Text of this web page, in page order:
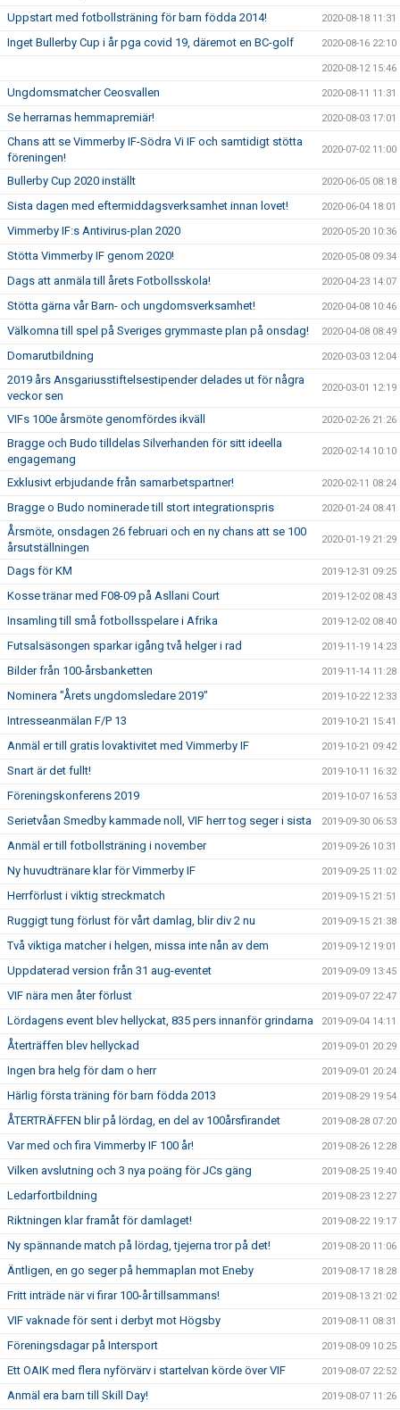
Uppstart med fotbollsträning för barn födda 2014! 2020-08-18 11:31
Inget Bullerby Cup i år pga covid 19, däremot en BC-golf 2020-08-16 22:10
2020-08-12 15:46
Ungdomsmatcher Ceosvallen 2020-08-11 11:31
Se herrarnas hemmapremiär! 2020-08-03 17:01
Chans att se Vimmerby IF-Södra Vi IF och samtidigt stötta
föreningen!
2020-07-02 11:00
Bullerby Cup 2020 inställt 2020-06-05 08:18
Sista dagen med eftermiddagsverksamhet innan lovet! 2020-06-04 18:01
Vimmerby IF:s Antivirus-plan 2020 2020-05-20 10:36
Stötta Vimmerby IF genom 2020! 2020-05-08 09:34
Dags att anmäla till årets Fotbollsskola! 2020-04-23 14:07
Stötta gärna vår Barn- och ungdomsverksamhet! 2020-04-08 10:46
Välkomna till spel på Sveriges grymmaste plan på onsdag! 2020-04-08 08:49
Domarutbildning 2020-03-03 12:04
2019 års Ansgariusstiftelsestipender delades ut för några
veckor sen
2020-03-01 12:19
VIFs 100e årsmöte genomfördes ikväll 2020-02-26 21:26
Bragge och Budo tilldelas Silverhanden för sitt ideella
engagemang
2020-02-14 10:10
Exklusivt erbjudande från samarbetspartner! 2020-02-11 08:24
Bragge o Budo nominerade till stort integrationspris 2020-01-24 08:41
Årsmöte, onsdagen 26 februari och en ny chans att se 100
årsutställningen
2020-01-19 21:29
Dags för KM 2019-12-31 09:25
Kosse tränar med F08-09 på Asllani Court 2019-12-02 08:43
Insamling till små fotbollsspelare i Afrika 2019-12-02 08:40
Futsalsäsongen sparkar igång två helger i rad 2019-11-19 14:23
Bilder från 100-årsbanketten 2019-11-14 11:28
Nominera "Årets ungdomsledare 2019" 2019-10-22 12:33
Intresseanmälan F/P 13 2019-10-21 15:41
Anmäl er till gratis lovaktivitet med Vimmerby IF 2019-10-21 09:42
Snart är det fullt! 2019-10-11 16:32
Föreningskonferens 2019 2019-10-07 16:53
Serietvåan Smedby kammade noll, VIF herr tog seger i sista 2019-09-30 06:53
Anmäl er till fotbollsträning i november 2019-09-26 10:31
Ny huvudtränare klar för Vimmerby IF 2019-09-25 11:02
Herrförlust i viktig streckmatch 2019-09-15 21:51
Ruggigt tung förlust för vårt damlag, blir div 2 nu 2019-09-15 21:38
Två viktiga matcher i helgen, missa inte nån av dem 2019-09-12 19:01
Uppdaterad version från 31 aug-eventet 2019-09-09 13:45
VIF nära men åter förlust 2019-09-07 22:47
Lördagens event blev hellyckat, 835 pers innanför grindarna 2019-09-04 14:11
Återträffen blev hellyckad 2019-09-01 20:29
Ingen bra helg för dam o herr 2019-09-01 20:24
Härlig första träning för barn födda 2013 2019-08-29 19:54
ÅTERTRÄFFEN blir på lördag, en del av 100årsfirandet 2019-08-28 07:20
Var med och fira Vimmerby IF 100 år! 2019-08-26 12:28
Vilken avslutning och 3 nya poäng för JCs gäng 2019-08-25 19:40
Ledarfortbildning 2019-08-23 12:27
Riktningen klar framåt för damlaget! 2019-08-22 19:17
Ny spännande match på lördag, tjejerna tror på det! 2019-08-20 11:06
Äntligen, en go seger på hemmaplan mot Eneby 2019-08-17 18:28
Fritt inträde när vi firar 100-år tillsammans! 2019-08-13 21:02
VIF vaknade för sent i derbyt mot Högsby 2019-08-11 08:31
Föreningsdagar på Intersport 2019-08-09 10:25
Ett OAIK med flera nyförvärv i startelvan körde över VIF 2019-08-07 22:52
Anmäl era barn till Skill Day! 2019-08-07 11:26